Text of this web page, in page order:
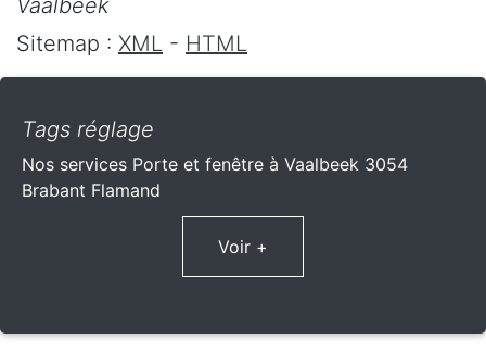
Sitemap : XML - HTML
Tags réglage
Nos services Porte et fenêtre à Vaalbeek 3054
Brabant Flamand
Voir +